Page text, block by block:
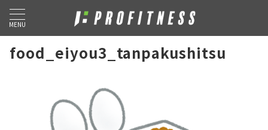
MENU
food_eiyou3_tanpakushitsu